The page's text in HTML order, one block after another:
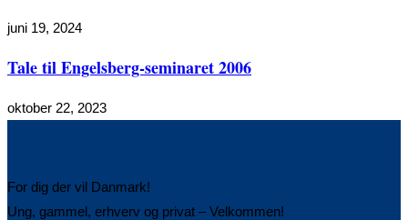
juni 19, 2024
Tale til Engelsberg-seminaret 2006
oktober 22, 2023
For dig der vil Danmark!
Ung, gammel, erhverv og privat – Velkommen!